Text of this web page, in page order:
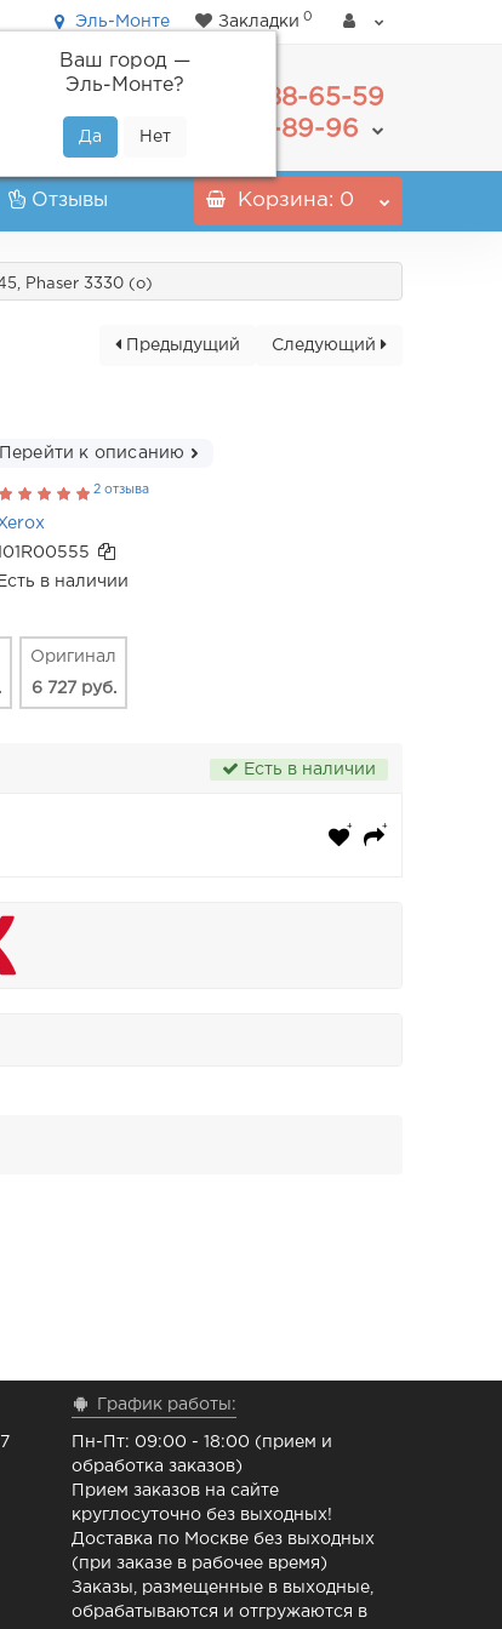
Эль-Монте
Ваш город —
Эль-Монте?
Закладки 0
488-65-59
+7(800) 555-89-96
Отзывы Корзина: 0
Phaser 3330 (o)
Следующий
Предыдущий
Перейти к описанию
2 отзыва
Есть в наличии
Оригинал
6 727 руб.
Есть в наличии
График работы:
Пн-Пт: 09:00 - 18:00 (прием и
обработка заказов)
Прием заказов на сайте
круглосуточно без выходных!
Доставка по Москве без выходных
(при заказе в рабочее время)
Заказы, размещенные в выходные,
обрабатываются и отгружаются в